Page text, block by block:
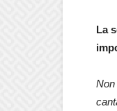
La
Non